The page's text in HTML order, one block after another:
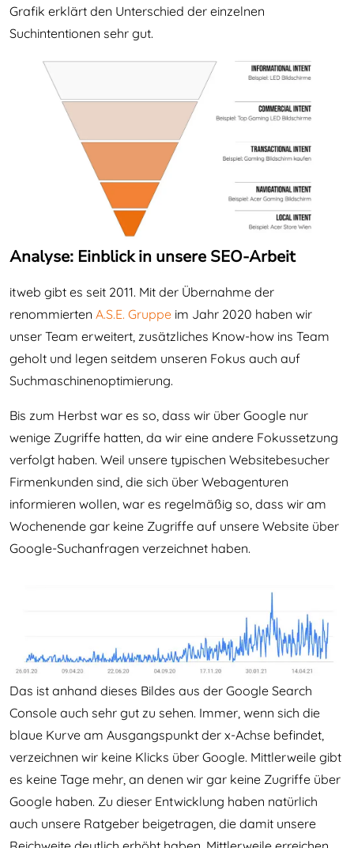
Grafik erklärt den Unterschied der einzelnen
Suchintentionen sehr gut.
Analyse: Einblick in unsere SEO-Arbeit
itweb gibt es seit 2011. Mit der Übernahme der
renommierten A.S.E. Gruppe im Jahr 2020 haben wir
unser Team erweitert, zusätzliches Know-how ins Team
geholt und legen seitdem unseren Fokus auch auf
Suchmaschinenoptimierung.
Bis zum Herbst war es so, dass wir über Google nur
wenige Zugriffe hatten, da wir eine andere Fokussetzung
verfolgt haben. Weil unsere typischen Websitebesucher
Firmenkunden sind, die sich über Webagenturen
informieren wollen, war es regelmäßig so, dass wir am
Wochenende gar keine Zugriffe auf unsere Website über
Google-Suchanfragen verzeichnet haben.
Das ist anhand dieses Bildes aus der Google Search
Console auch sehr gut zu sehen. Immer, wenn sich die
blaue Kurve am Ausgangspunkt der x-Achse befindet,
verzeichnen wir keine Klicks über Google. Mittlerweile gibt
es keine Tage mehr, an denen wir gar keine Zugriffe über
Google haben. Zu dieser Entwicklung haben natürlich
auch unsere Ratgeber beigetragen, die damit unsere